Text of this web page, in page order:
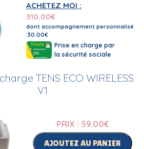
ACHETEZ MOI :
310.00€
dont accompagnement personnalisé
:30.00€
Prise en charge par
la sécurité sociale
TENS ECO WIRELESS
V1
PRIX : 59.00€
AJOUTEZ AU PANIER